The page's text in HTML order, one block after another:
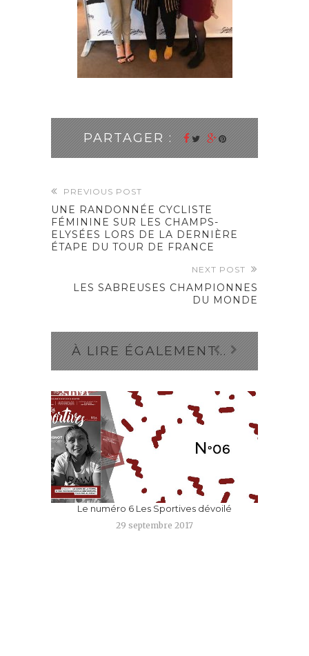
PARTAGER :
PREVIOUS POST
UNE RANDONNÉE CYCLISTE
FÉMININE SUR LES CHAMPS-
ELYSÉES LORS DE LA DERNIÈRE
ÉTAPE DU TOUR DE FRANCE
NEXT POST
LES SABREUSES CHAMPIONNES
DU MONDE
À LIRE ÉGALEMENT...
Le numéro 6 Les Sportives dévoilé
29 septembre 2017